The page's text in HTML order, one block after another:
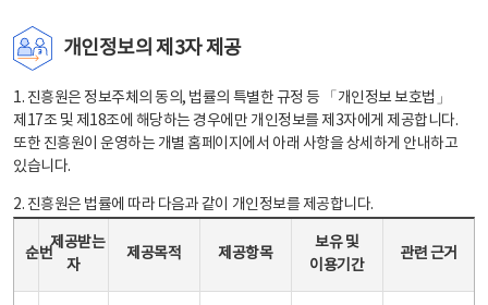
개인정보의 제3자 제공
1. 진흥원은 정보주체의 동의, 법률의 특별한 규정 등 「개인정보 보호법」
제17조 및 제18조에 해당하는 경우에만 개인정보를 제3자에게 제공합니다.
또한 진흥원이 운영하는 개별 홈페이지에서 아래 사항을 상세하게 안내하고
있습니다.
2. 진흥원은 법률에 따라 다음과 같이 개인정보를 제공합니다.
순번
제공받는
자
제공목적 제공항목
보유 및
이용기간
관련 근거